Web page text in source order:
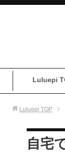
Luluepi
Luluepi TOP
自宅